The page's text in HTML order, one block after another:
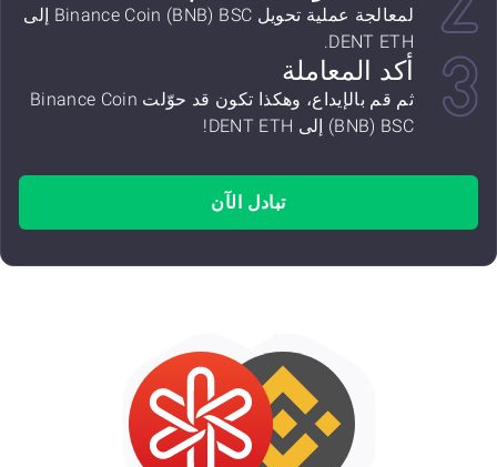
لمعالجة عملية تحويل Binance Coin (BNB) BSC إلى
DENT ETH.
أكد المعاملة
ثم قم بالإيداع، وهكذا تكون قد حوّلت Binance Coin
(BNB) BSC إلى DENT ETH!
تبادل الآن